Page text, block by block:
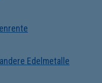
Edelmetalle